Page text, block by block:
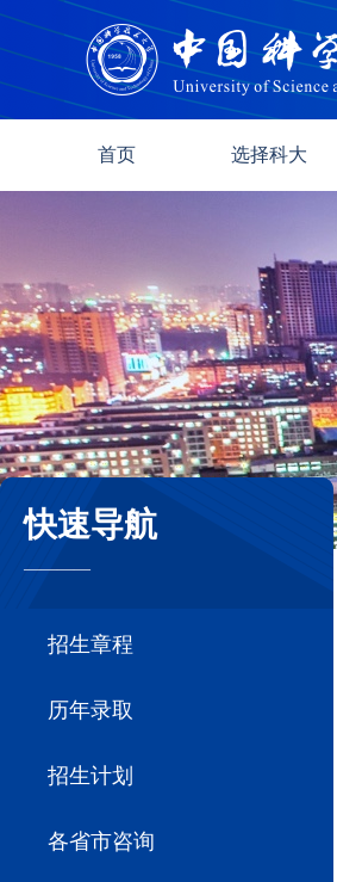
首页 选择科大
快速导航
————
招生章程
历年录取
招生计划
各省市咨询